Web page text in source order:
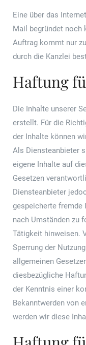
Eine über das
Mail begründet noch
Auftrag kommt nur
durch die Kanzlei
Haftung
Die Inhalte unserer
erstellt. Für die
der Inhalte können
Als Diensteanbieter
eigene Inhalte auf
Gesetzen
Diensteanbieter
gespeicherte fremde
nach Umständen zu
Tätigkeit hinweisen.
Sperrung der
allgemeinen
diesbezügliche
der Kenntnis einer
Bekanntwerden von
werden wir diese